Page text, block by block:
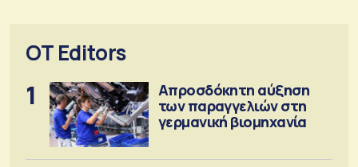
OT Editors
1
Απροσδόκητη αύξηση
των παραγγελιών στη
γερμανική βιομηχανία